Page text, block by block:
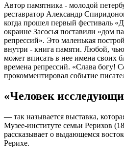
Автор памятника - молодой
реставратор Александр
когда прошел первый фестиваль
окраине Засосья поставили «дом
репрессий». Это маленькая
внутри - книга памяти. Любой,
может вписать в нее имена своих
времена репрессий. «Слава богу!
прокомментировал событие
«Человек
— так называется выставка,
Музее-институте семьи Рерихов
рассказывает о выдающемся
Рерихе.